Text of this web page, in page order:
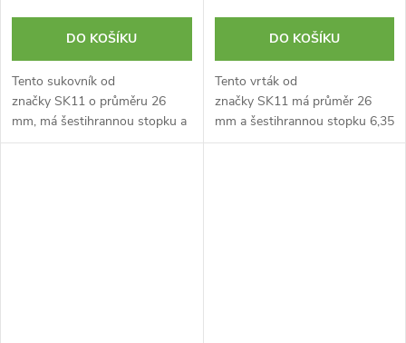
DO KOŠÍKU
Tento sukovník od
značky SK11 o průměru 26
mm, má šestihrannou stopku a
je vynikající pro přesné
DO KOŠÍKU
Tento vrták od
značky SK11 má průměr 26
mm a šestihrannou stopku 6,35
mm. Je určený pro přesné